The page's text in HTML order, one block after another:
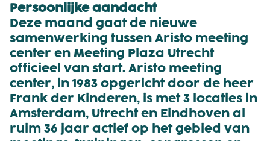
Persoonlijke aandacht
Deze maand gaat de nieuwe
samenwerking tussen Aristo meeting
center en Meeting Plaza Utrecht
officieel van start. Aristo meeting
center, in 1983 opgericht door de heer
Frank der Kinderen, is met 3 locaties in
Amsterdam, Utrecht en Eindhoven al
ruim 36 jaar actief op het gebied van